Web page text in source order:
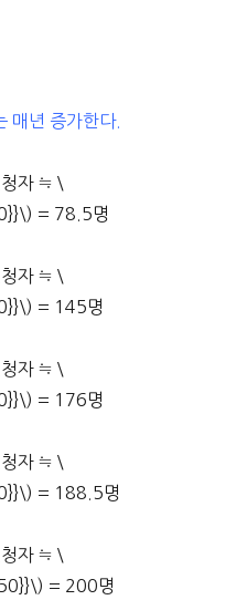
매년 증가한다.
청자 ≒ \
= 78.5명
청자 ≒ \
= 145명
청자 ≒ \
= 176명
청자 ≒ \
= 188.5명
청자 ≒ \
= 200명